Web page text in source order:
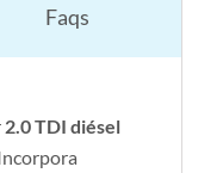
Faqs
2.0 TDI diésel